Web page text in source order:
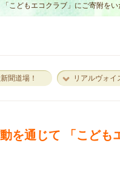
こどもエコクラブ」にご寄附をい
聞道場！ リアルヴォイ
を通じて 「こども